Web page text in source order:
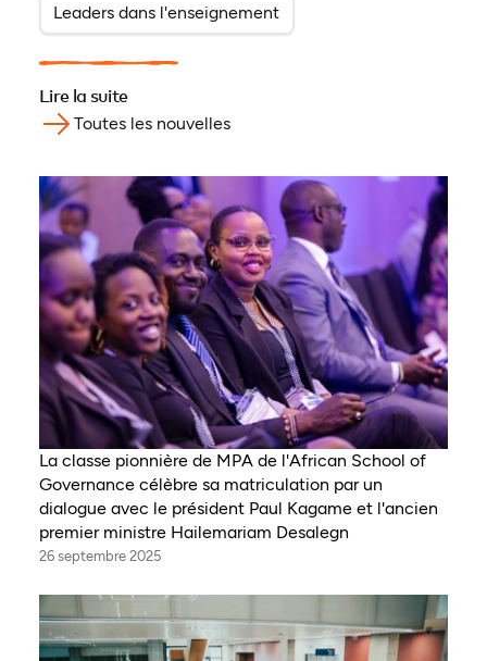
Leaders dans l'enseignement
Lire la suite
Toutes les nouvelles
La classe pionnière de MPA de l'African School of
Governance célèbre sa matriculation par un
dialogue avec le président Paul Kagame et l'ancien
premier ministre Hailemariam Desalegn
26 septembre 2025